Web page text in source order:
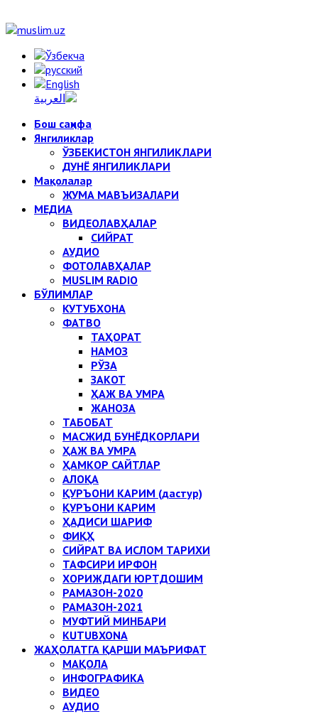
Бош саҳифа
Янгиликлар
ЎЗБЕКИСТОН ЯНГИЛИКЛАРИ
ДУНЁ ЯНГИЛИКЛАРИ
Мақолалар
ЖУМА МАВЪИЗАЛАРИ
МЕДИА
ВИДЕОЛАВҲАЛАР
СИЙРАТ
АУДИО
ФОТОЛАВҲАЛАР
MUSLIM RADIO
БЎЛИМЛАР
КУТУБХОНА
ФАТВО
ТАҲОРАТ
НАМОЗ
РЎЗА
ЗАКОТ
ҲАЖ ВА УМРА
ЖАНОЗА
ТАБОБАТ
МАСЖИД БУНЁДКОРЛАРИ
ҲАЖ ВА УМРА
ҲАМКОР САЙТЛАР
АЛОҚА
ҚУРЪОНИ КАРИМ (дастур)
ҚУРЪОНИ КАРИМ
ҲАДИСИ ШАРИФ
ФИҚҲ
СИЙРАТ ВА ИСЛОМ ТАРИХИ
ТАФСИРИ ИРФОН
ХОРИЖДАГИ ЮРТДОШИМ
РАМАЗОН-2020
РАМАЗОН-2021
МУФТИЙ МИНБАРИ
KUTUBXONA
ЖАҲОЛАТГА ҚАРШИ МАЪРИФАТ
МАҚОЛА
ИНФОГРАФИКА
ВИДЕО
АУДИО